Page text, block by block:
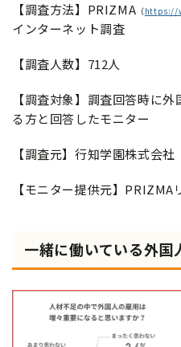
【調査方法】PRIZMA （https://
インターネット調査
【調査人数】712人
【調査対象】調査回答時に
る方と回答したモニター
【調査元】行知学園株式会社
【モニター提供元】PRIZMA
一緒に働いている外国